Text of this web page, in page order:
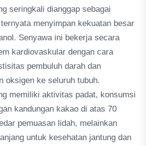
seringkali dianggap sebagai
menyimpan kekuatan besar
Senyawa ini bekerja secara
kardiovaskular dengan cara
pembuluh darah dan
oksigen ke seluruh tubuh.
memiliki aktivitas padat, konsumsi
kandungan kakao di atas 70
pemuasan lidah, melainkan
untuk kesehatan jantung dan